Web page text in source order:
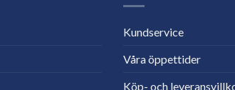
Kundservice
Våra öppettider
Köp- och